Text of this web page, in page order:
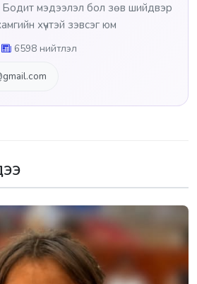
Бодит мэдээлэл бол зөв шийдвэр
хүчтэй зэвсэг юм
6598 нийтлэл